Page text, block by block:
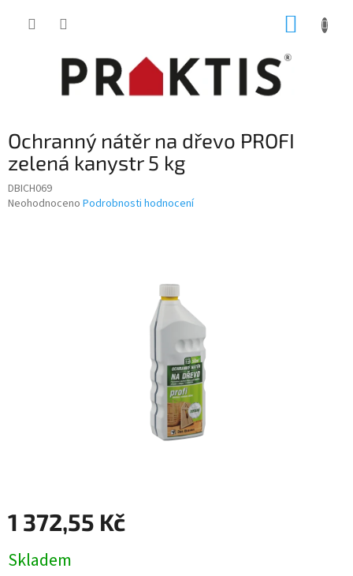
Ochranný nátěr na dřevo PROFI
zelená kanystr 5 kg
DBICH069
Průměrné
Neohodnoceno Podrobnosti hodnocení
1 372,55 Kč
cena:
Skladem